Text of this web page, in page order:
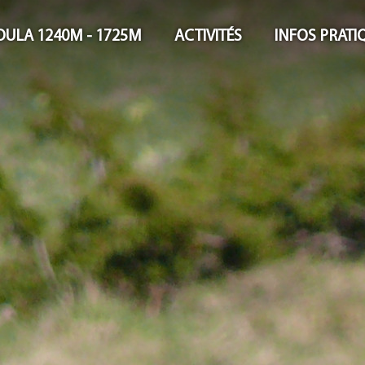
1240M - 1725M ACTIVITÉS INFOS